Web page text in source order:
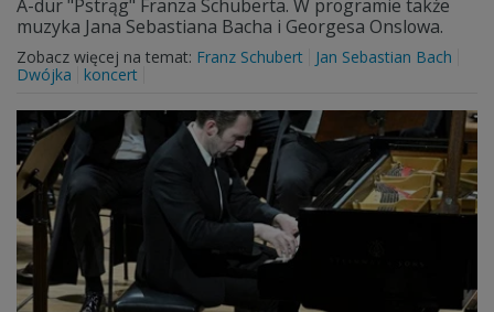
A-dur "Pstrąg" Franza Schuberta. W programie także
muzyka Jana Sebastiana Bacha i Georgesa Onslowa.
Zobacz więcej na temat: Franz Schubert
Jan Sebastian Bach
Dwójka
koncert